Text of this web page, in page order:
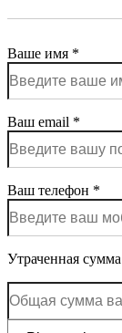
Ваше имя *
Ваш email *
Ваш телефон *
Утраченная